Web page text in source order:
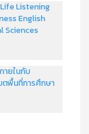
Listening
English
Sciences
ายในกับ
ตพื้นที่การศึกษา